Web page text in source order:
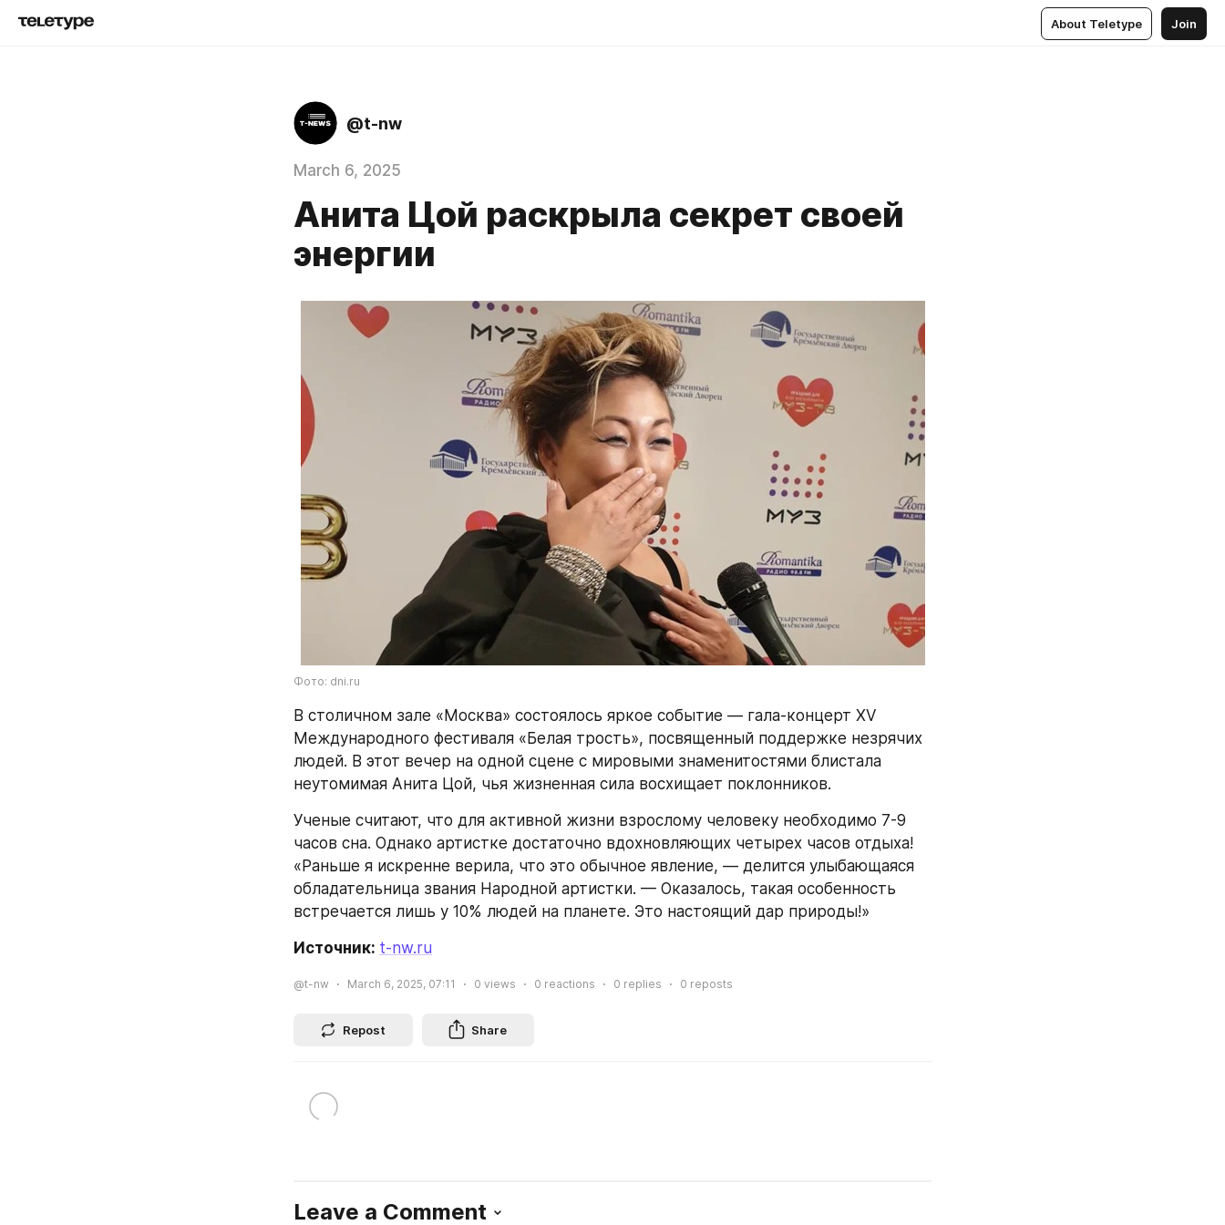
About Teletype Join
@t-nw
March 6, 2025
Анита Цой раскрыла секрет своей
энергии
Фото: dni.ru
В столичном зале «Москва» состоялось яркое событие — гала-концерт XV
Международного фестиваля «Белая трость», посвященный поддержке незрячих
людей. В этот вечер на одной сцене с мировыми знаменитостями блистала
неутомимая Анита Цой, чья жизненная сила восхищает поклонников.
Ученые считают, что для активной жизни взрослому человеку необходимо 7-9
часов сна. Однако артистке достаточно вдохновляющих четырех часов отдыха!
«Раньше я искренне верила, что это обычное явление, — делится улыбающаяся
обладательница звания Народной артистки. — Оказалось, такая особенность
встречается лишь у 10% людей на планете. Это настоящий дар природы!»
Источник: t-nw.ru
@t-nw March 6, 2025, 07:11 0 views 0 reactions 0 replies 0 reposts
Repost Share
Leave a Comment